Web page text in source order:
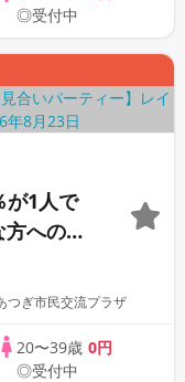
◎受付中
が1人で
への婚
ぎ市民交流プラザ
20〜39歳 0円
◎受付中